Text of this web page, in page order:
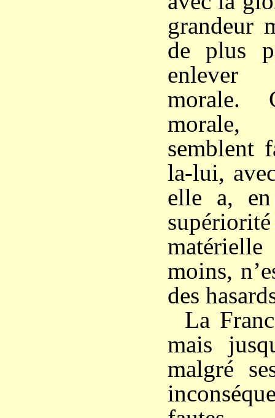
grandeur
de plus
enlever
morale.
morale,
semblent
la-lui,
elle a,
moins,
des
La
mais
malgré